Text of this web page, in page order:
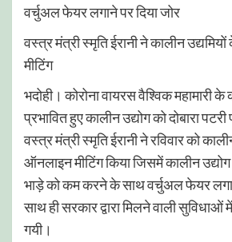
वर्चुअल फेयर लगाने पर दिया जोर
वस्त्र मंत्री स्मृति ईरानी ने कालीन
मीटिंग
भदोही। कोरोना वायरस वैश्विक महामारी
प्रभावित हुए कालीन उद्योग को दोबारा
वस्त्र मंत्री स्मृति ईरानी ने रविवार को
ऑनलाइन मीटिंग किया जिसमें कालीन
भाड़े को कम करने के साथ वर्चुअल फेयर
साथ ही सरकार द्वारा मिलने वाली सुविधाओं
गयी।